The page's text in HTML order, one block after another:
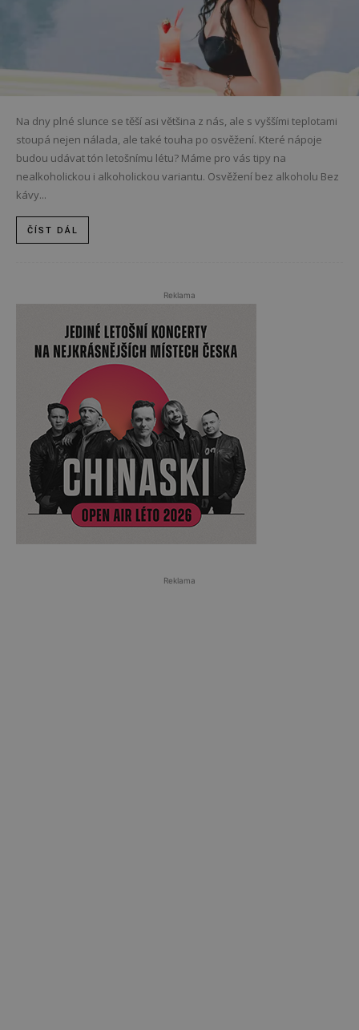
Na dny plné slunce se těší asi většina z nás, ale s vyššími teplotami
stoupá nejen nálada, ale také touha po osvěžení. Které nápoje
budou udávat tón letošnímu létu? Máme pro vás tipy na
nealkoholickou i alkoholickou variantu. Osvěžení bez alkoholu Bez
kávy...
ČÍST DÁL
Reklama
Reklama